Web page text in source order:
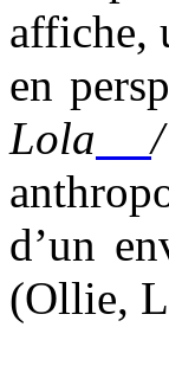
affiche,
en
Lola
d’un
(Ollie,